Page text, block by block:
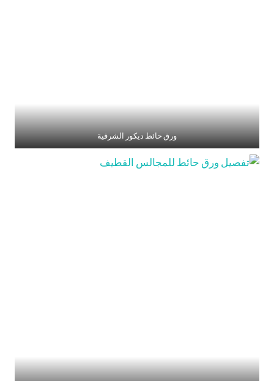
ورق حائط ديكور الشرقية